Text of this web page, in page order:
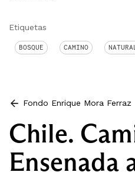
Etiquetas
BOSQUE CAMINO
Fondo Enrique Mora Ferraz
Chile.
Ensenada